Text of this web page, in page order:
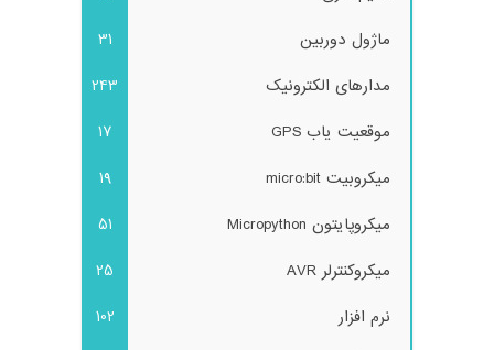
ماژول دوربین
31
مدارهای الکترونیک
243
موقعیت یاب GPS
17
میکروبیت micro:bit
19
میکروپایتون Micropython
51
میکروکنترلر AVR
25
نرم افزار
102